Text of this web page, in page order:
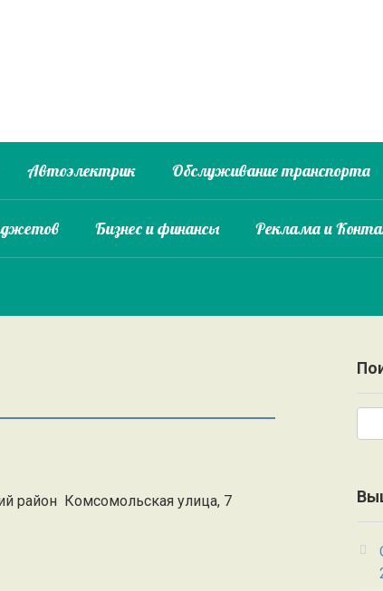
Автоэлектрик Обслуживание транспорта
Бизнес и финансы Реклама и
район Комсомольская улица, 7